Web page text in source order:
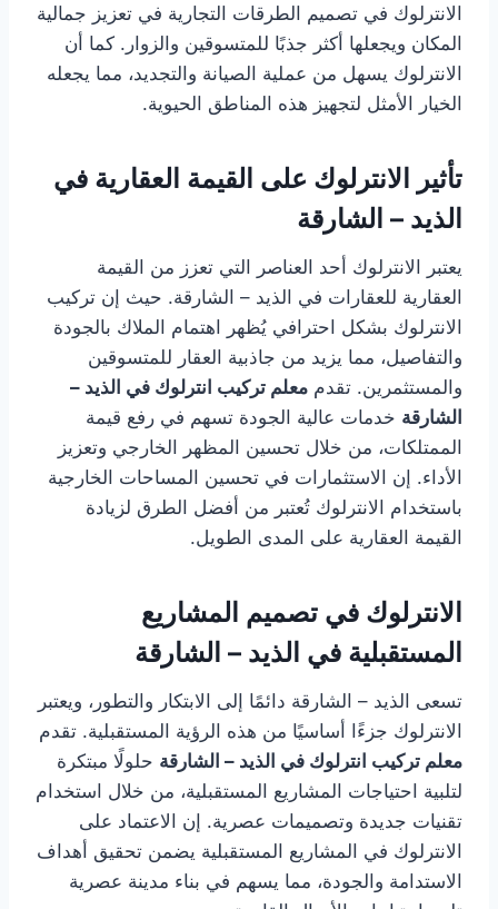
الانترلوك في تصميم الطرقات التجارية في تعزيز جمالية
المكان ويجعلها أكثر جذبًا للمتسوقين والزوار. كما أن
الانترلوك يسهل من عملية الصيانة والتجديد، مما يجعله
الخيار الأمثل لتجهيز هذه المناطق الحيوية.
تأثير الانترلوك على القيمة العقارية في
الذيد – الشارقة
يعتبر الانترلوك أحد العناصر التي تعزز من القيمة
العقارية للعقارات في الذيد – الشارقة. حيث إن تركيب
الانترلوك بشكل احترافي يُظهر اهتمام الملاك بالجودة
والتفاصيل، مما يزيد من جاذبية العقار للمتسوقين
والمستثمرين. تقدم معلم تركيب انترلوك في الذيد –
الشارقة خدمات عالية الجودة تسهم في رفع قيمة
الممتلكات، من خلال تحسين المظهر الخارجي وتعزيز
الأداء. إن الاستثمارات في تحسين المساحات الخارجية
باستخدام الانترلوك تُعتبر من أفضل الطرق لزيادة
القيمة العقارية على المدى الطويل.
الانترلوك في تصميم المشاريع
المستقبلية في الذيد – الشارقة
تسعى الذيد – الشارقة دائمًا إلى الابتكار والتطور، ويعتبر
الانترلوك جزءًا أساسيًا من هذه الرؤية المستقبلية. تقدم
معلم تركيب انترلوك في الذيد – الشارقة حلولًا مبتكرة
لتلبية احتياجات المشاريع المستقبلية، من خلال استخدام
تقنيات جديدة وتصميمات عصرية. إن الاعتماد على
الانترلوك في المشاريع المستقبلية يضمن تحقيق أهداف
الاستدامة والجودة، مما يسهم في بناء مدينة عصرية